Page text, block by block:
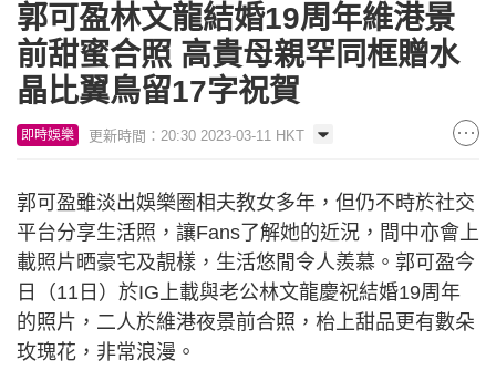
郭可盈林文龍結婚19周年維港景
前甜蜜合照 高貴母親罕同框贈水
晶比翼鳥留17字祝賀
即時娛樂 更新時間：20:30 2023-03-11 HKT
郭可盈雖淡出娛樂圈相夫教女多年，但仍不時於社交
平台分享生活照，讓Fans了解她的近況，間中亦會上
載照片晒豪宅及靚樣，生活悠閒令人羨慕。郭可盈今
日（11日）於IG上載與老公林文龍慶祝結婚19周年
的照片，二人於維港夜景前合照，枱上甜品更有數朵
玫瑰花，非常浪漫。